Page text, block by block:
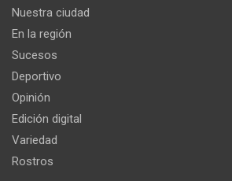
Nuestra ciudad
En la región
Sucesos
Deportivo
Opinión
Edición digital
Variedad
Rostros